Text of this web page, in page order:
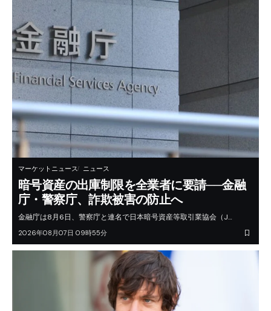
マーケットニュース ニュース
暗号資産の出庫制限を全業者に要請──金融
庁・警察庁、詐欺被害の防止へ
金融庁は8月6日、警察庁と連名で日本暗号資産等取引業協会（J…
2026年08月07日 09時55分